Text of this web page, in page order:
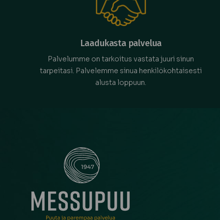
Laadukasta palvelua
Palvelumme on tarkoitus vastata juuri sinun
tarpeitasi. Palvelemme sinua henkilökohtaisesti
alusta loppuun.